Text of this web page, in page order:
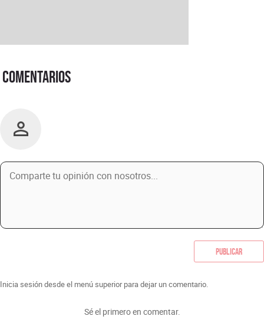
Comentarios
Publicar
Inicia sesión desde el menú superior para dejar un comentario.
Sé el primero en comentar.